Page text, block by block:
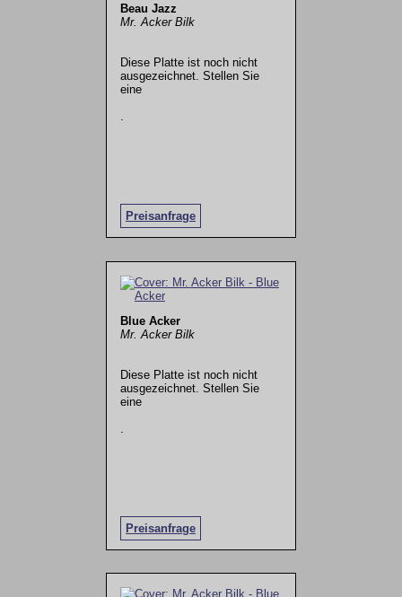
Beau Jazz
Mr. Acker Bilk
Diese Platte ist noch nicht
ausgezeichnet. Stellen Sie
eine
Preisanfrage
Blue Acker
Mr. Acker Bilk
Diese Platte ist noch nicht
ausgezeichnet. Stellen Sie
eine
Preisanfrage